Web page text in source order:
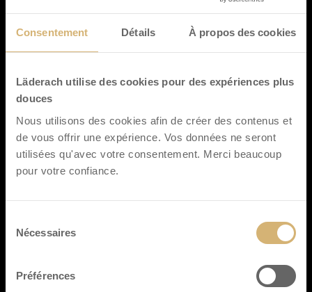
Consentement Détails À propos des cookies
Läderach utilise des cookies pour des expériences plus
douces
Nous utilisons des cookies afin de créer des contenus et
de vous offrir une expérience. Vos données ne seront
utilisées qu'avec votre consentement. Merci beaucoup
pour votre confiance.
Nécessaires
Préférences
Suisse:
Läderach (Schweiz) AG, Bleiche 14
CH-8755 Ennenda
+41 55 645 44 44
vente@laderach.com
Hohe Strasse 117/119
+49 221 99 96 75 04